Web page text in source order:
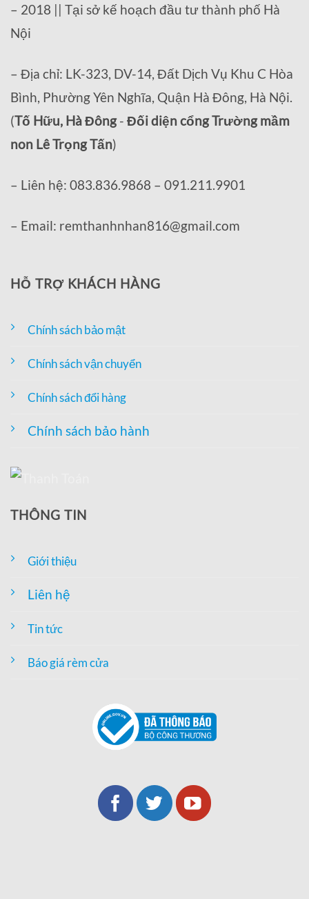
– 2018 || Tại sở kế hoạch đầu tư thành phố Hà
Nội
– Địa chỉ: LK-323, DV-14, Đất Dịch Vụ Khu C Hòa
Bình, Phường Yên Nghĩa, Quận Hà Đông, Hà Nội.
(Tố Hữu, Hà Đông- Đối diện cổng Trường mầm
non Lê Trọng Tấn)
– Liên hệ: 083.836.9868 – 091.211.9901
– Email: remthanhnhan816@gmail.com
HỖ TRỢ KHÁCH HÀNG
Chính sách bảo mật
Chính sách vận chuyển
Chính sách đổi hàng
Chính sách bảo hành
THÔNG TIN
Giới thiệu
Liên hệ
Tin tức
Báo giá rèm cửa